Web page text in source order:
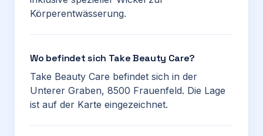
Körperentwässerung.
Wo befindet sich Take Beauty Care?
Take Beauty Care befindet sich in der
Unterer Graben, 8500 Frauenfeld. Die Lage
ist auf der Karte eingezeichnet.